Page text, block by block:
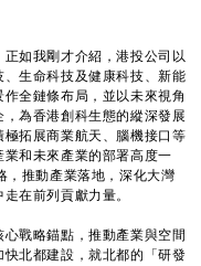
如我剛才介紹，港投公司以
、生命科技及健康科技、新能
全鏈條布局，並以未來視角
為香港創科生態的縱深發展
拓展商業航天、腦機接口等
和未來產業的部署高度一
，推動產業落地，深化大灣
在前列貢獻力量。
戰略錨點，推動產業與空間
北都建設，就北都的「研發